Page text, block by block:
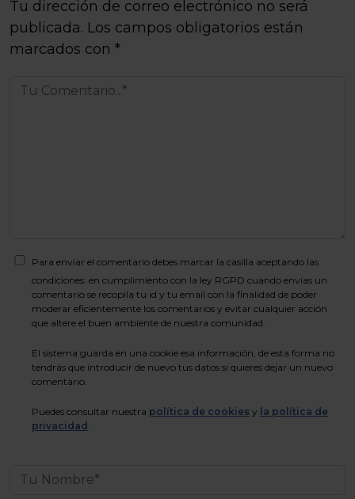
Tu dirección de correo electrónico no será
publicada. Los campos obligatorios están
marcados con *
Para enviar el comentario debes marcar la casilla aceptando las
condiciones: en cumplimiento con la ley RGPD cuando envías un
comentario se recopila tu id y tu email con la finalidad de poder
moderar eficientemente los comentarios y evitar cualquier acción
que altere el buen ambiente de nuestra comunidad.
El sistema guarda en una cookie esa información, de esta forma no
tendrás que introducir de nuevo tus datos si quieres dejar un nuevo
comentario.
Puedes consultar nuestra política de cookies y la política de
privacidad